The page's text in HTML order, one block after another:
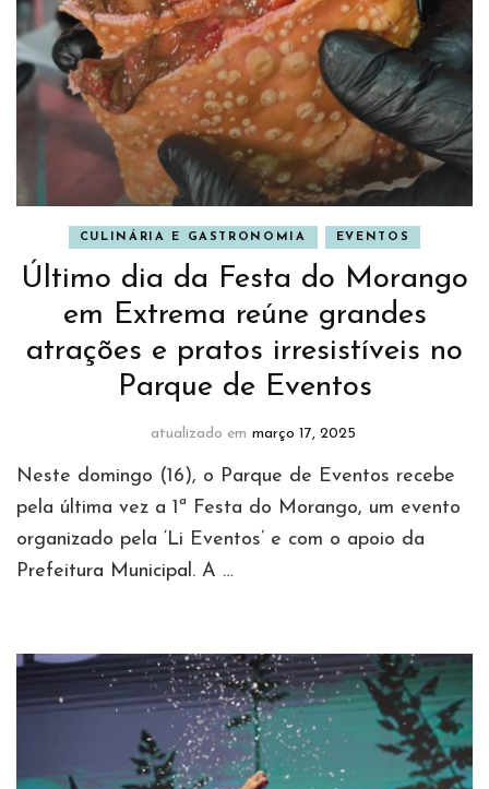
CULINÁRIA E GASTRONOMIA EVENTOS
Último dia da Festa do Morango
em Extrema reúne grandes
atrações e pratos irresistíveis no
Parque de Eventos
atualizado em março 17, 2025
Neste domingo (16), o Parque de Eventos recebe
pela última vez a 1ª Festa do Morango, um evento
organizado pela ‘Li Eventos’ e com o apoio da
Prefeitura Municipal. A …